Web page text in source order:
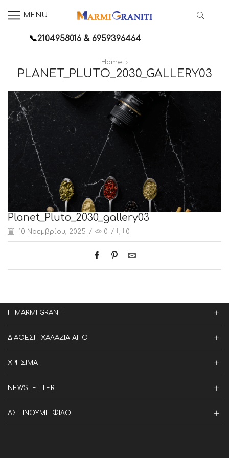
MENU
📞2104958016 &6959396464
Home
PLANET_PLUTO_2030_GALLERY03
Planet_Pluto_2030_gallery03
10 Νοεμβρίου, 2025 / 0 / 0
Η MARMI GRANITI
ΔΙΑΘΕΣΗ ΧΑΛΑΖΙΑ ΑΠΟ
ΧΡΗΣΙΜΑ
NEWSLETTER
ΑΣ ΓΙΝΟΥΜΕ ΦΙΛΟΙ